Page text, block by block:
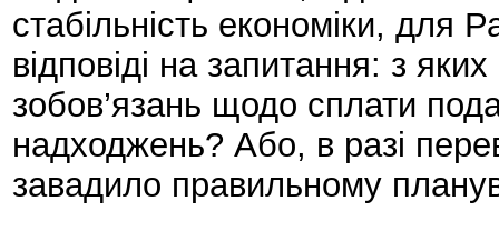
стабільність економіки, для
відповіді на запитання: з
зобов’язань щодо сплати
надходжень? Або, в разі
завадило правильному